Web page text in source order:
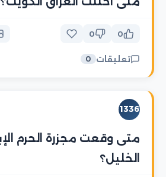
0
0
تعليقات 0
1336
متى وقعت مجزرة الحرم
الخليل؟